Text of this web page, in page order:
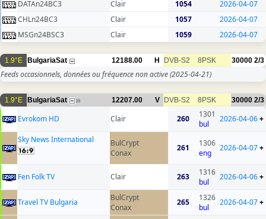
DATAn24BC3
Clair 1054
2026-04-07
CHLn24BC3
Clair 1057
2026-04-07
MSGn24BSC3
Clair 1059 2026-04-07
1.9°E BulgariaSat 12188.00 H DVB-S2 8PSK 30000 2/3
Feeds occasionnels, données ou fréquence non active(2025-04-21)
1.9°E BulgariaSat 16 12207.00 V DVB-S2 8PSK 30000 2/3
Evrokom HD Clair 260
1301
bul
2026-04-06+
Sky News International
BulCrypt
Conax
261
1306
eng
2026-04-07+
Fen Folk TV Clair 263
1316
bul
2026-04-06+
Travel TV Bulgaria
BulCrypt
Conax
265
1326
bul
2026-04-07+